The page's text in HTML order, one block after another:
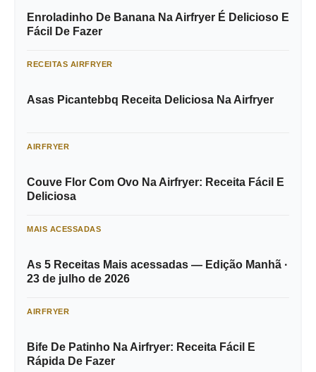
Enroladinho De Banana Na Airfryer É Delicioso E
Fácil De Fazer
RECEITAS AIRFRYER
Asas Picantebbq Receita Deliciosa Na Airfryer
AIRFRYER
Couve Flor Com Ovo Na Airfryer: Receita Fácil E
Deliciosa
MAIS ACESSADAS
As 5 Receitas Mais acessadas — Edição Manhã ·
23 de julho de 2026
AIRFRYER
Bife De Patinho Na Airfryer: Receita Fácil E
Rápida De Fazer